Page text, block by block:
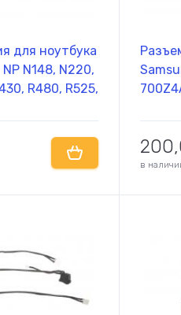
для ноутбука
N148, N220,
R480, R525,
NP-R580
в